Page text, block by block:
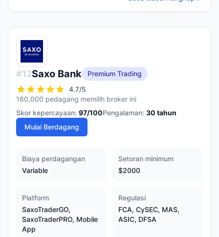
#12Saxo Bank
Premium Trading
4.7/5
160,000 pedagang memilih broker ini
Skor kepercayaan: 97/100Pengalaman: 30 tahun
Mulai Berdagang
Biaya perdagangan
Variable
Setoran minimum
$2000
Platform
SaxoTraderGO,
SaxoTraderPRO, Mobile
App
Regulasi
FCA, CySEC, MAS,
ASIC, DFSA